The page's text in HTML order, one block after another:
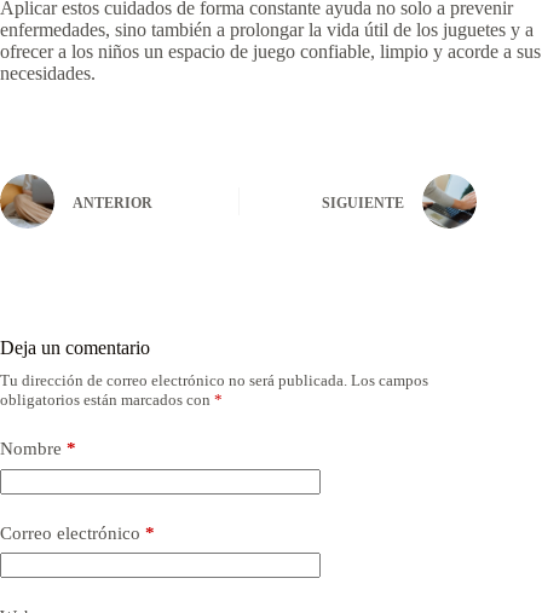
Aplicar estos cuidados de forma constante ayuda no solo a prevenir
enfermedades, sino también a prolongar la vida útil de los juguetes y a
ofrecer a los niños un espacio de juego confiable, limpio y acorde a sus
necesidades.
ANTERIOR SIGUIENTE
Deja un comentario
Tu dirección de correo electrónico no será publicada. Los campos
obligatorios están marcados con *
Nombre *
Correo electrónico *